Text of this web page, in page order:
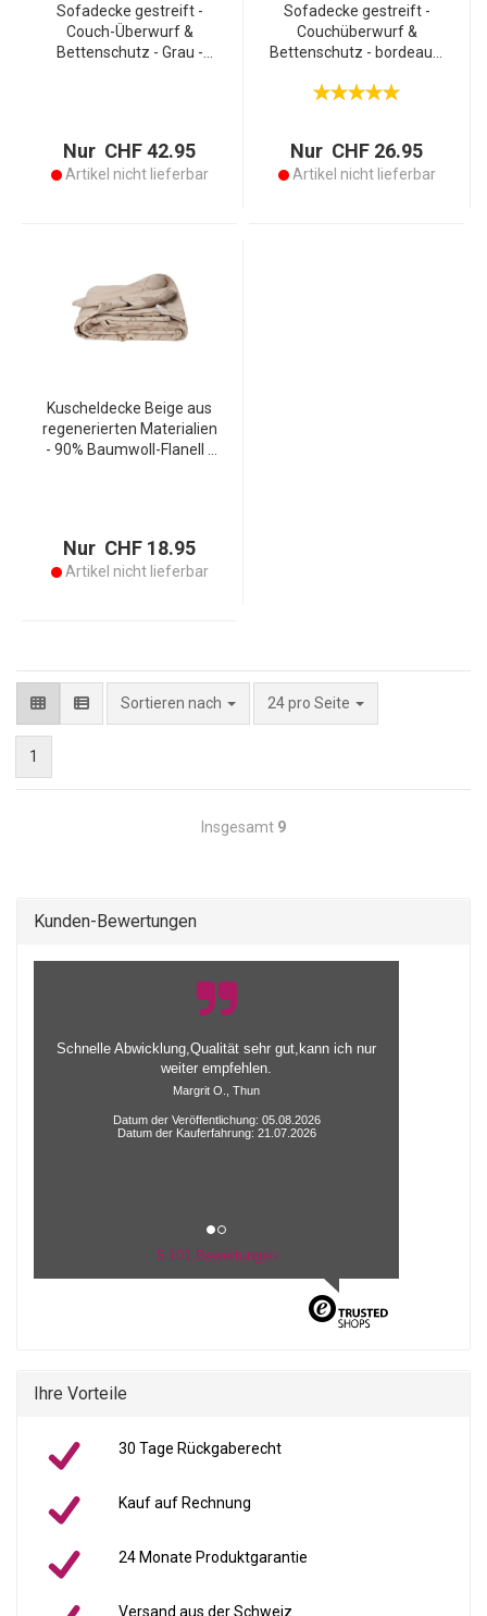
Sofadecke gestreift -
Couch-Überwurf &
Bettenschutz - Grau -
Nur CHF 42.95
Artikel nicht lieferbar
Sofadecke gestreift -
Couchüberwurf &
Bettenschutz - bordeaux,
Baumwolle/20% Polyester
Optik
Nur CHF 26.95
Artikel nicht lieferbar
Kuscheldecke Beige aus
regenerierten Materialien
- 90% Baumwoll-Flanell -
Nur CHF 18.95
Artikel nicht lieferbar
Sortieren nach 24 pro Seite
1
Insgesamt 9
Kunden-Bewertungen
Schnelle Abwicklung,Qualität sehr gut,kann ich nur
weiter empfehlen.
Margrit O., Thun
Datum der Veröffentlichung: 05.08.2026
Datum der Kauferfahrung: 21.07.2026
5.101 Bewertungen
Ihre Vorteile
30 Tage Rückgaberecht
Kauf auf Rechnung
24 Monate Produktgarantie
Versand aus der Schweiz